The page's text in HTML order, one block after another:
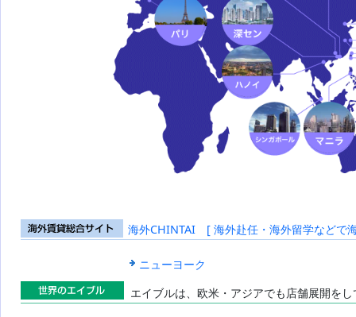
海外賃貸総合
海外CHINTAI [ 海外赴任・海外留学などで
ニューヨーク
エイブルは、欧米・アジアでも店舗展開を